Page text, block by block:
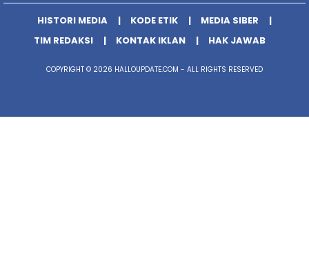
HISTORI MEDIA KODE ETIK
MEDIA SIBER
TIM REDAKSI
KONTAK IKLAN HAK JAWAB
COPYRIGHT © 2026 HALLOUPDATE.COM - ALL RIGHTS RESERVED